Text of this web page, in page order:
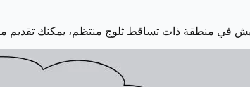
في منطقة ذات تساقط ثلوج منتظم، يمكنك تقديم